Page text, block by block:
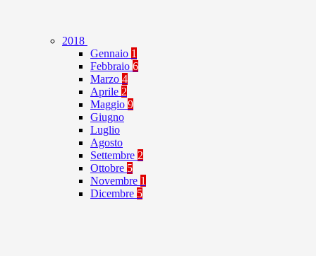
2018
Gennaio 1
Febbraio 6
Marzo 4
Aprile 2
Maggio 9
Giugno
Luglio
Agosto
Settembre 2
Ottobre 5
Novembre 1
Dicembre 5